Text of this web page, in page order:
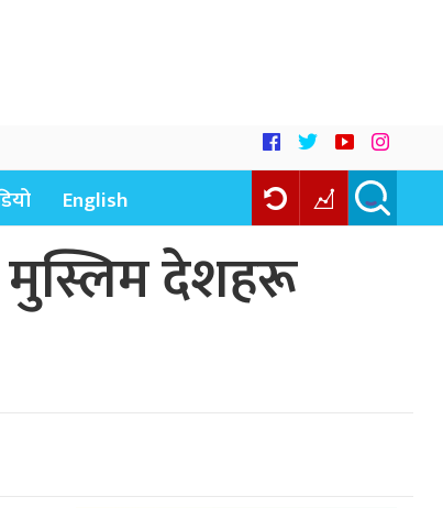
English
मुस्लिम देशहरू